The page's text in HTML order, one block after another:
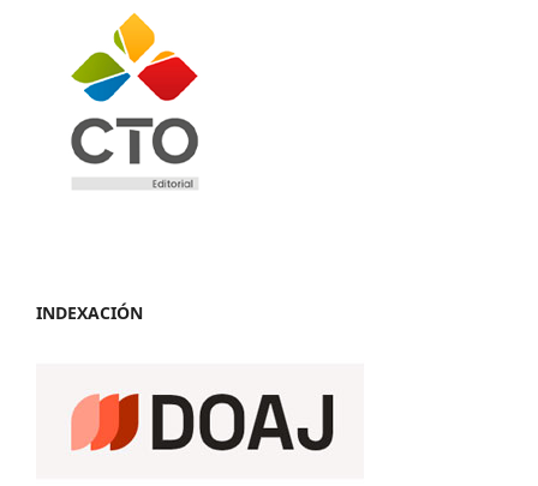
INDEXACIÓN